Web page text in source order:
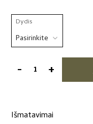
Dydis
-produkto
maišelis
+
Išmatavimai